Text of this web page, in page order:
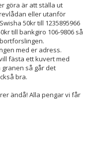
göra är att ställa ut
eller utanför
50kr till 1235895966
till bankgiro 106-9806 så
med er adress.
fästa ett kuvert med
så går det
bra.
ändå! Alla pengar vi får